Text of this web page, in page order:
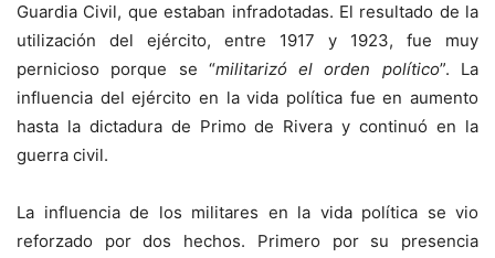
Guardia Civil, que estaban infradotadas. El resultado de la
utilización del ejército, entre 1917 y 1923, fue muy
pernicioso porque se “militarizó el orden político”. La
influencia del ejército en la vida política fue en aumento
hasta la dictadura de Primo de Rivera y continuó en la
guerra civil.
La influencia de los militares en la vida política se vio
reforzado por dos hechos. Primero por su presencia